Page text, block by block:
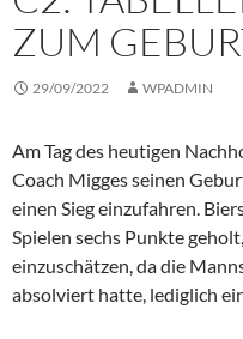
ZUM
29/09/2022 WPADMIN
Am Tag des heutigen
Coach Migges seinen
einen Sieg einzufahren.
Spielen sechs Punkte
einzuschätzen, da die
absolviert hatte, lediglich